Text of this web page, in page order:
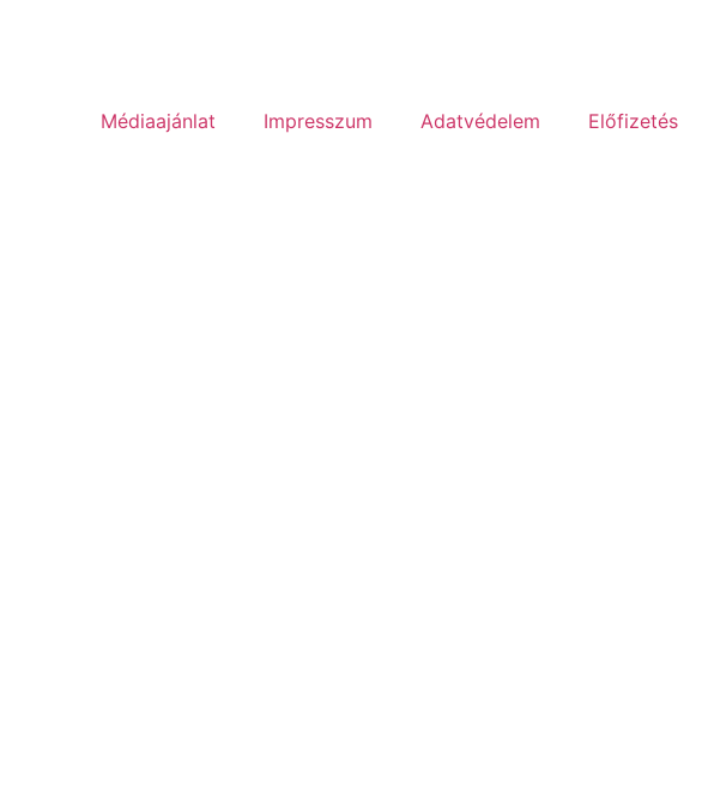
Médiaajánlat Impresszum Adatvédelem Előfizetés